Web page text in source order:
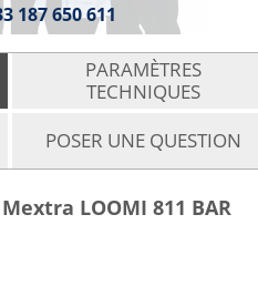
187 650 611
PARAMÈTRES
TECHNIQUES
POSER UNE QUESTION
LOOMI 811 BAR